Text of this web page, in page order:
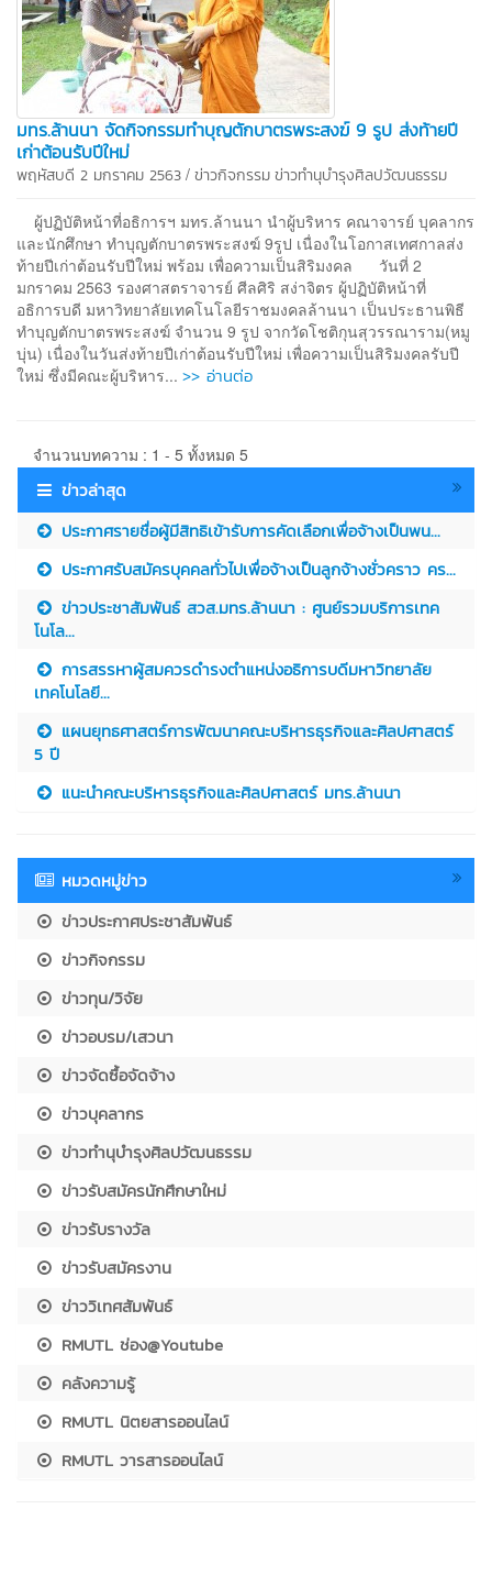
มทร.ล้านนา จัดกิจกรรมทำบุญตักบาตรพระสงฆ์ 9 รูป ส่งท้ายปี
เก่าต้อนรับปีใหม่
พฤหัสบดี 2 มกราคม 2563 / ข่าวกิจกรรมข่าวทำนุบำรุงศิลปวัฒนธรรม
ผู้ปฏิบัติหน้าที่อธิการฯ มทร.ล้านนา นำผู้บริหาร คณาจารย์ บุคลากร
และนักศึกษา ทำบุญตักบาตรพระสงฆ์ 9รูป เนื่องในโอกาสเทศกาลส่ง
ท้ายปีเก่าต้อนรับปีใหม่ พร้อม เพื่อความเป็นสิริมงคล วันที่ 2
มกราคม 2563 รองศาสตราจารย์ ศีลศิริ สง่าจิตร ผู้ปฏิบัติหน้าที่
อธิการบดี มหาวิทยาลัยเทคโนโลยีราชมงคลล้านนา เป็นประธานพิธี
ทำบุญตักบาตรพระสงฆ์ จำนวน 9 รูป จากวัดโชติกุนสุวรรณาราม(หมู
บุ่น) เนื่องในวันส่งท้ายปีเก่าต้อนรับปีใหม่ เพื่อความเป็นสิริมงคลรับปี
ใหม่ ซึ่งมีคณะผู้บริหาร... >> อ่านต่อ
จำนวนบทความ : 1 - 5 ทั้งหมด 5
ข่าวล่าสุด
ประกาศรายชื่อผู้มีสิทธิเข้ารับการคัดเลือกเพื่อจ้างเป็นพน...
ประกาศรับสมัครบุคคลทั่วไปเพื่อจ้างเป็นลูกจ้างชั่วคราว คร...
ข่าวประชาสัมพันธ์ สวส.มทร.ล้านนา : ศูนย์รวมบริการเทค
โนโล...
การสรรหาผู้สมควรดำรงตำแหน่งอธิการบดีมหาวิทยาลัย
เทคโนโลยี...
แผนยุทธศาสตร์การพัฒนาคณะบริหารธุรกิจและศิลปศาสตร์
5 ปี
แนะนำคณะบริหารธุรกิจและศิลปศาสตร์ มทร.ล้านนา
หมวดหมู่ข่าว
ข่าวประกาศประชาสัมพันธ์
ข่าวกิจกรรม
ข่าวทุน/วิจัย
ข่าวอบรม/เสวนา
ข่าวจัดซื้อจัดจ้าง
ข่าวบุคลากร
ข่าวทำนุบำรุงศิลปวัฒนธรรม
ข่าวรับสมัครนักศึกษาใหม่
ข่าวรับรางวัล
ข่าวรับสมัครงาน
ข่าววิเทศสัมพันธ์
RMUTL ช่อง@Youtube
คลังความรู้
RMUTL นิตยสารออนไลน์
RMUTL วารสารออนไลน์